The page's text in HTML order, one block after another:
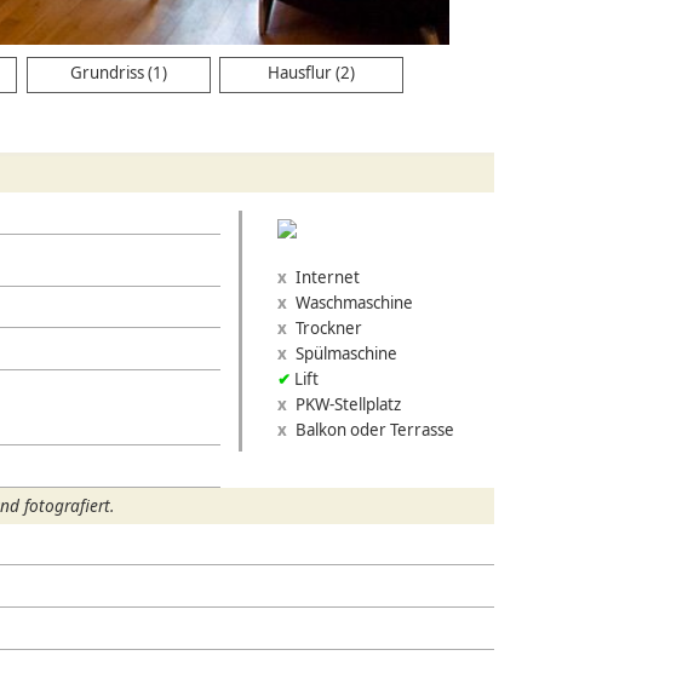
Grundriss (1) Hausflur (2)
Internet
Waschmaschine
Trockner
Spülmaschine
Lift
PKW-Stellplatz
Balkon oder Terrasse
fotografiert.